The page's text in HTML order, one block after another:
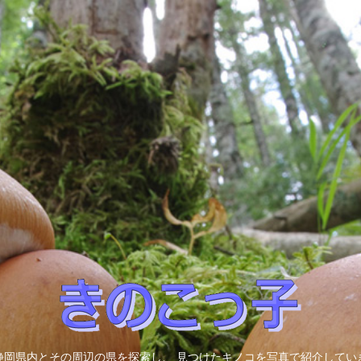
岡県内とその周辺の県を探索し、 見つけたキノコを写真で紹介してい